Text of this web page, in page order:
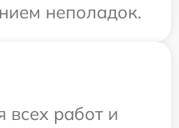
неполадок.
всех работ и